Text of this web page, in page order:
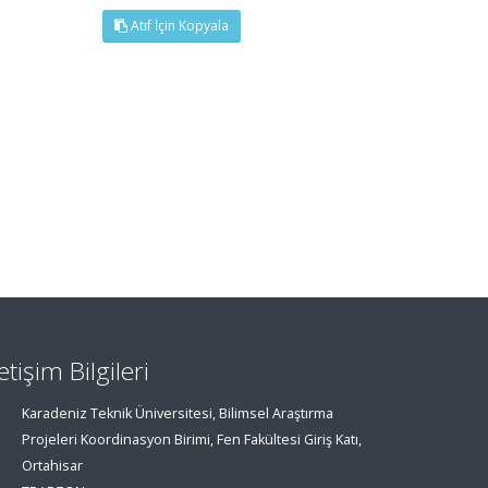
Atıf İçin Kopyala
Bilgileri
Karadeniz Teknik Üniversitesi, Bilimsel Araştırma
Projeleri Koordinasyon Birimi, Fen Fakültesi Giriş Katı,
Ortahisar